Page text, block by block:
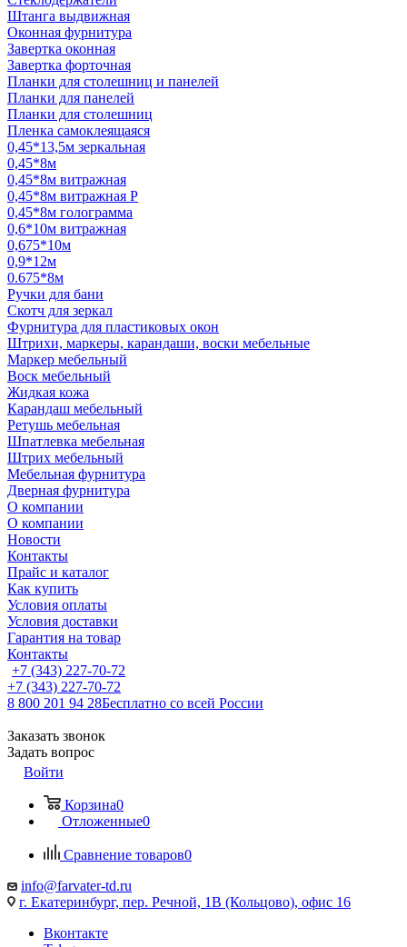
Штанга выдвижная
Оконная фурнитура
Завертка оконная
Завертка форточная
Планки для столешниц и панелей
Планки для панелей
Планки для столешниц
Пленка самоклеящаяся
0,45*13,5м зеркальная
0,45*8м
0,45*8м витражная
0,45*8м витражная Р
0,45*8м голограмма
0,6*10м витражная
0,675*10м
0,9*12м
0.675*8м
Ручки для бани
Скотч для зеркал
Фурнитура для пластиковых окон
Штрихи, маркеры, карандаши, воски мебельные
Маркер мебельный
Воск мебельный
Жидкая кожа
Карандаш мебельный
Ретушь мебельная
Шпатлевка мебельная
Штрих мебельный
Мебельная фурнитура
Дверная фурнитура
О компании
О компании
Новости
Контакты
Прайс и каталог
Как купить
Условия оплаты
Условия доставки
Гарантия на товар
Контакты
+7 (343) 227-70-72
+7 (343) 227-70-72
8 800 201 94 28Бесплатно со всей России
Заказать звонок
Задать вопрос
Войти
Корзина0
Отложенные0
Сравнение товаров0
info@farvater-td.ru
г. Екатеринбург, пер. Речной, 1В (Кольцово), офис 16
Вконтакте